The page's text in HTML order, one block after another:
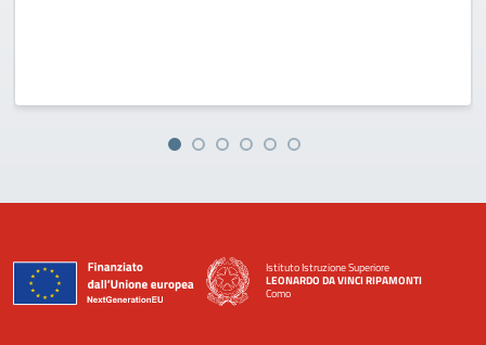
Istituto Istruzione Superiore
LEONARDO DA VINCI RIPAMONTI
Como